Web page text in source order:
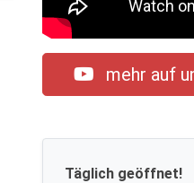
mehr auf
Täglich geöffnet!